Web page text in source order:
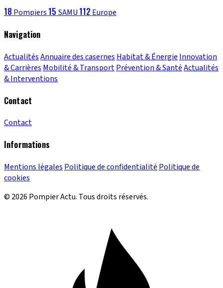
18 Pompiers 15 SAMU 112 Europe
Navigation
ActualitésAnnuaire des casernes Habitat & Énergie Innovation
& Carrières Mobilité & TransportPrévention & SantéActualités
& Interventions
Contact
Contact
Informations
Mentions légales Politique de confidentialité Politique de
cookies
© 2026 Pompier Actu. Tous droits réservés.